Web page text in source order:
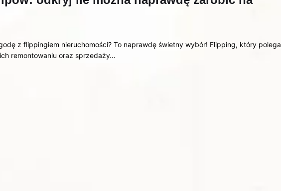
z flippingiem nieruchomości? To naprawdę świetny wybór! Flipping, który polega
remontowaniu oraz sprzedaży…